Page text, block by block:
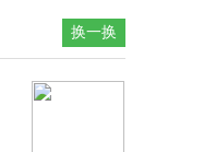
换一换